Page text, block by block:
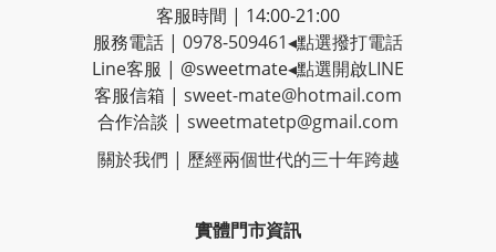
客服時間 | 14:00-21:00
服務電話 | 0978-509461◂點選撥打電話
Line客服 | @sweetmate◂點選開啟LINE
客服信箱 | sweet-mate@hotmail.com
合作洽談 | sweetmatetp@gmail.com
關於我們 | 歷經兩個世代的三十年跨越
實體門市資訊